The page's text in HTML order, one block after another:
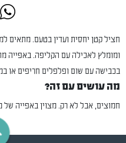
חציל קטן יחסית ועדין בטעם. מתאים
ומומלץ לאכילה עם הקליפה. באפייה
בכבישה עם שום ופלפלים חריפים או
מה עושים עם זה?
חמוצים, אבל לא רק. מצוין באפייה של